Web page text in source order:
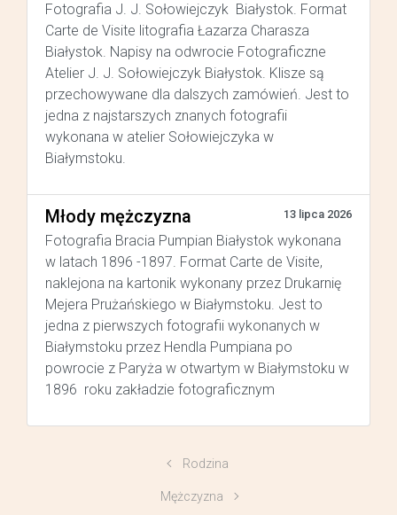
Fotografia J. J. Sołowiejczyk Białystok. Format
Carte de Visite litografia Łazarza Charasza
Białystok. Napisy na odwrocie Fotograficzne
Atelier J. J. Sołowiejczyk Białystok. Klisze są
przechowywane dla dalszych zamówień. Jest to
jedna z najstarszych znanych fotografii
wykonana w atelier Sołowiejczyka w
Białymstoku.
Młody mężczyzna 13 lipca 2026
Fotografia Bracia Pumpian Białystok wykonana
w latach 1896 -1897. Format Carte de Visite,
naklejona na kartonik wykonany przez Drukarnię
Mejera Prużańskiego w Białymstoku. Jest to
jedna z pierwszych fotografii wykonanych w
Białymstoku przez Hendla Pumpiana po
powrocie z Paryża w otwartym w Białymstoku w
1896 roku zakładzie fotograficznym
Rodzina
Mężczyzna